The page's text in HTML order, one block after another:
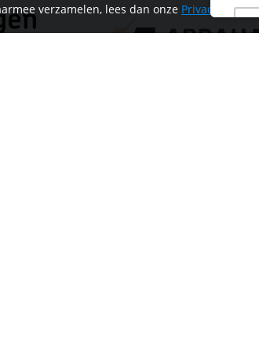
verzamelen, lees dan onze